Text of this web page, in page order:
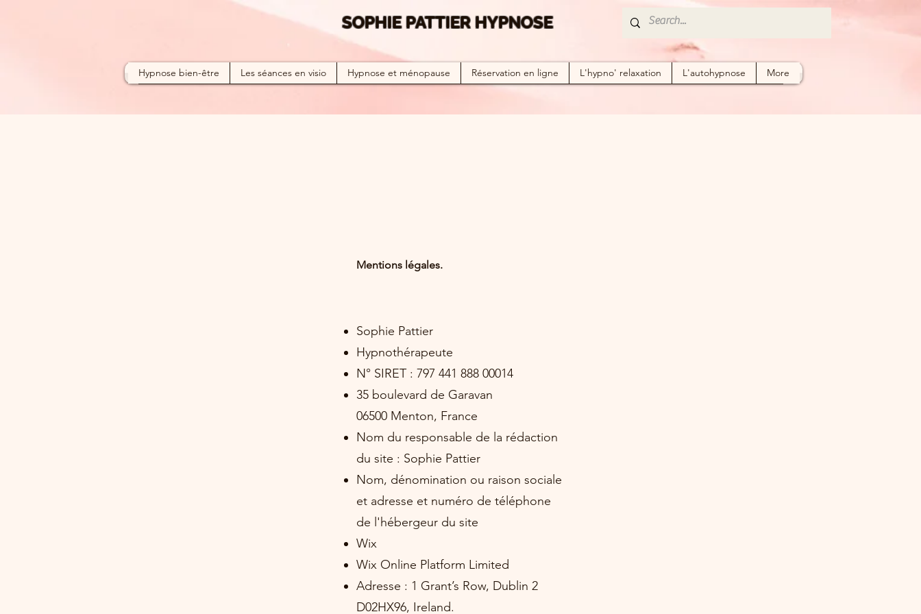
SOPHIE PATTIER HYPNOSE
Hypnose bien-être Les séances en visio Hypnose et ménopause Réservation en ligne L'hypno' relaxation L'autohypnose More
Mentions légales.
Sophie Pattier
Hypnothérapeute
N° SIRET : 797 441 888 00014
35 boulevard de Garavan
06500 Menton, France
Nom du responsable de la rédaction
du site : Sophie Pattier
Nom, dénomination ou raison sociale
et adresse et numéro de téléphone
de l'hébergeur du site
Wix
Wix Online Platform Limited
Adresse : 1 Grant’s Row, Dublin 2
D02HX96, Ireland.